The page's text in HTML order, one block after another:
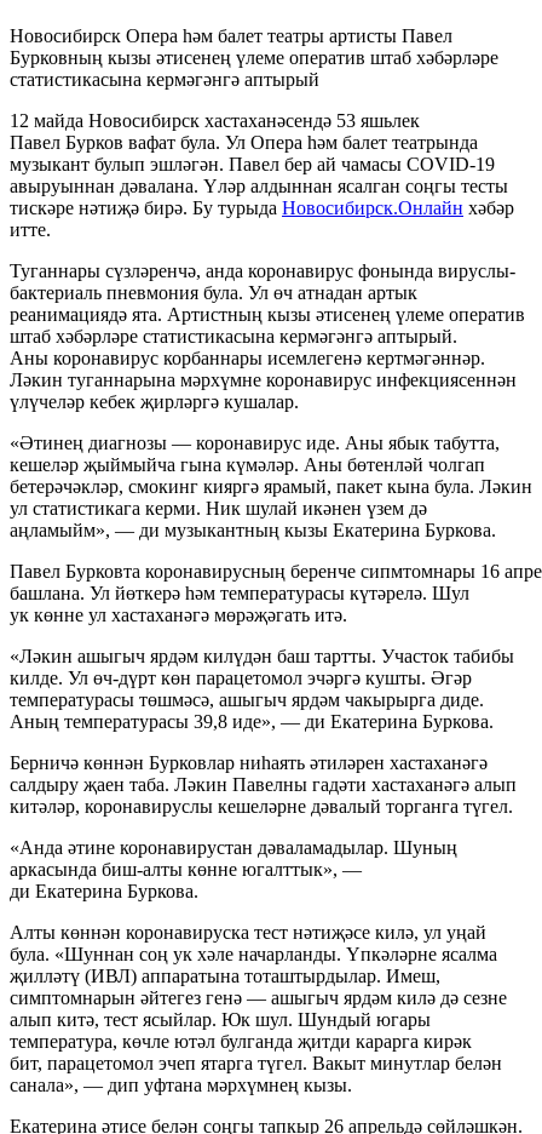
Новосибирск Опера һәм балет театры артисты Павел
Бурковның кызы әтисенең үлеме оператив штаб хәбәрләре
статистикасына кермәгәнгә аптырый
12 майда Новосибирск хастаханәсендә 53 яшьлек
Павел Бурков вафат була. Ул Опера һәм балет театрында
музыкант булып эшләгән. Павел бер ай чамасы COVID-19
авыруыннан дәвалана. Үләр алдыннан ясалган соңгы тесты
тискәре нәтиҗә бирә. Бу турыда Новосибирск.Онлайн хәбәр
итте.
Туганнары сүзләренчә, анда коронавирус фонында вируслы-
бактериаль пневмония була. Ул өч атнадан артык
реанимациядә ята. Артистның кызы әтисенең үлеме оператив
штаб хәбәрләре статистикасына кермәгәнгә аптырый.
Аны коронавирус корбаннары исемлегенә кертмәгәннәр.
Ләкин туганнарына мәрхүмне коронавирус инфекциясеннән
үлүчеләр кебек җирләргә кушалар.
«Әтинең диагнозы — коронавирус иде. Аны ябык табутта,
кешеләр җыймыйча гына күмәләр. Аны бөтенләй чолгап
бетерәчәкләр, смокинг кияргә ярамый, пакет кына була. Ләкин
ул статистикага керми. Ник шулай икәнен үзем дә
аңламыйм», — ди музыкантның кызы Екатерина Буркова.
Павел Бурковта коронавирусның беренче сипмтомнары 16
башлана. Ул йөткерә һәм температурасы күтәрелә. Шул
ук көнне ул хастаханәгә мөрәҗәгать итә.
«Ләкин ашыгыч ярдәм килүдән баш тартты. Участок табибы
килде. Ул өч-дүрт көн парацетомол эчәргә кушты. Әгәр
температурасы төшмәсә, ашыгыч ярдәм чакырырга диде.
Аның температурасы 39,8 иде», — ди Екатерина Буркова.
Берничә көннән Бурковлар ниһаять әтиләрен хастаханәгә
салдыру җаен таба. Ләкин Павелны гадәти хастаханәгә алып
китәләр, коронавируслы кешеләрне дәвалый торганга түгел.
«Анда әтине коронавирустан дәваламадылар. Шуның
аркасында биш-алты көнне югалттык», —
ди Екатерина Буркова.
Алты көннән коронавируска тест нәтиҗәсе килә, ул уңай
була. «Шуннан соң ук хәле начарланды. Үпкәләрне ясалма
җилләтү (ИВЛ) аппаратына тоташтырдылар. Имеш,
симптомнарын әйтегез генә — ашыгыч ярдәм килә дә сезне
алып китә, тест ясыйлар. Юк шул. Шундый югары
температура, көчле ютәл булганда җитди карарга кирәк
бит, парацетомол эчеп ятарга түгел. Вакыт минутлар белән
санала», — дип уфтана мәрхүмнең кызы.
Екатерина әтисе белән соңгы тапкыр 26 апрельдә сөйләшкән.